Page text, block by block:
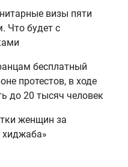
визы пяти
Что будет с
бесплатный
протестов, в ходе
до 20 тысяч человек
женщин за
хиджаба»